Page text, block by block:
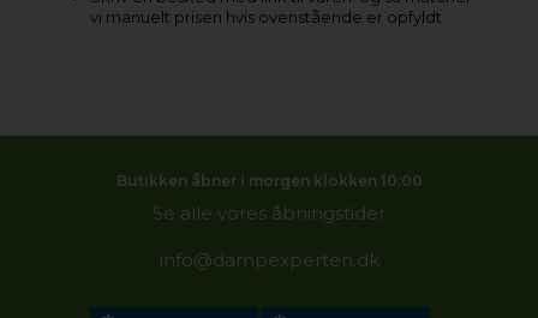
vi manuelt prisen hvis ovenstående er opfyldt
Butikken åbner i morgen klokken 10:00
info@dampexperten.dk
Se alle vores åbningstider